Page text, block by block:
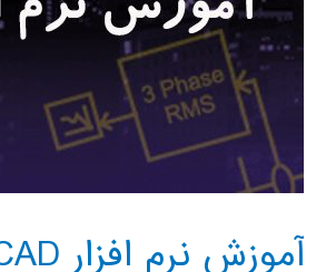
آموزش نرم افزار PSCAD